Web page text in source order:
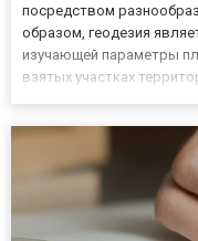
посредством
образом, геодезия
изучающей параметры
взятых участках